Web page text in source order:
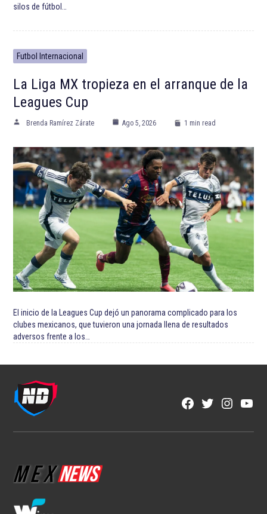
silos de fútbol…
Futbol Internacional
La Liga MX tropieza en el arranque de la
Leagues Cup
Brenda Ramírez Zárate Ago 5, 2026 1 min read
El inicio de la Leagues Cup dejó un panorama complicado para los
clubes mexicanos, que tuvieron una jornada llena de resultados
adversos frente a los…
Facebook
Twitter